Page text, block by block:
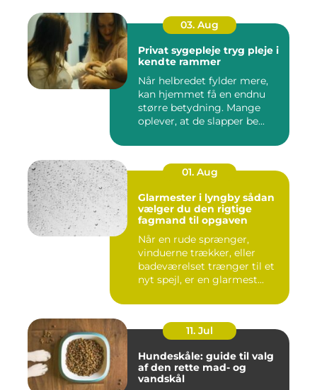
03. Aug
Privat sygepleje tryg pleje i
kendte rammer
Når helbredet fylder mere,
kan hjemmet få en endnu
større betydning. Mange
oplever, at de slapper be...
01. Aug
Glarmester i lyngby sådan
vælger du den rigtige
fagmand til opgaven
Når en rude sprænger,
vinduerne trækker, eller
badeværelset trænger til et
nyt spejl, er en glarmest...
11. Jul
Hundeskåle: guide til valg
af den rette mad- og
vandskål